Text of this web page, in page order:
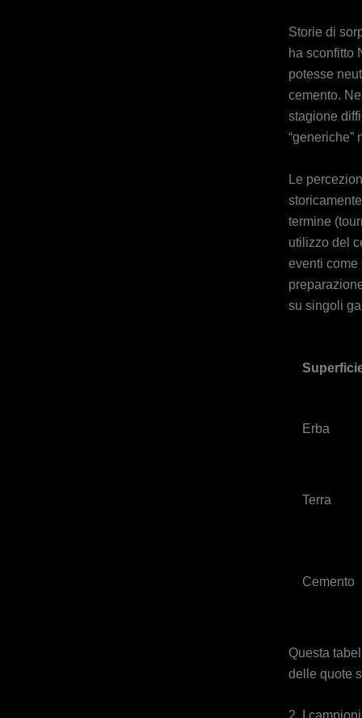
Storie di
ha sconfitto
potesse
cemento.
stagione
“generiche”
Le
termine
utilizzo del
eventi come
su singoli
Erba
Terra
Cemento
Questa
delle quote